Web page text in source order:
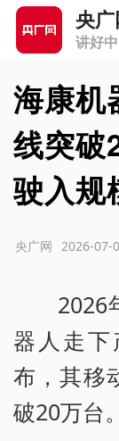
央
讲好
海康机
线突破
驶入规
2026-07-
央广网
2026
器人走
布，其移
破20万台。